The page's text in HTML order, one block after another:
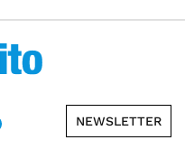
NEWSLETTER